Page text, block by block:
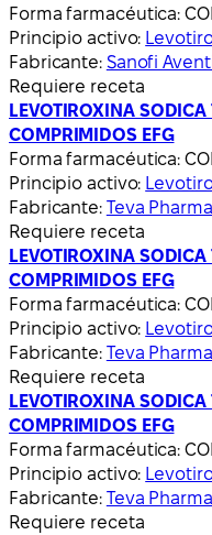
Forma farmacéutica:
Principio activo:
Fabricante: Sanofi
Requiere receta
LEVOTIROXINA
COMPRIMIDOS EFG
Forma farmacéutica:
Principio activo:
Fabricante: Teva Pharma
Requiere receta
LEVOTIROXINA
COMPRIMIDOS EFG
Forma farmacéutica:
Principio activo:
Fabricante: Teva Pharma
Requiere receta
LEVOTIROXINA
COMPRIMIDOS EFG
Forma farmacéutica:
Principio activo:
Fabricante: Teva Pharma
Requiere receta